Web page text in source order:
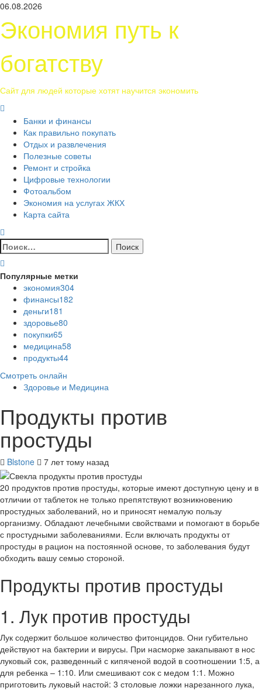
Перейти
содержимому
06.08.2026
Экономия путь к
богатству
Сайт для людей которые хотят научится экономить
менюБанки и финансы
Как правильно покупать
Отдых и развлечения
Полезные советы
Ремонт и стройка
Цифровые технологии
Фотоальбом
Экономия на услугах ЖКХ
Карта сайта
Найти:
Популярные метки
экономия304
финансы182
деньги181
здоровье80
покупки65
медицина58
продукты44
Смотреть онлайн
Здоровье и Медицина
Продукты против
простуды
Blstone 7 лет тому назад
20 продуктов против простуды, которые имеют доступную цену и в
отличии от таблеток не только препятствуют возникновению
простудных заболеваний, но и приносят немалую пользу
организму. Обладают лечебными свойствами и помогают в борьбе
с простудными заболеваниями. Если включать продукты от
простуды в рацион на постоянной основе, то заболевания будут
обходить вашу семью стороной.
Продукты против простуды
1. Лук против простуды
Лук содержит большое количество фитонцидов. Они губительно
действуют на бактерии и вирусы. При насморке закапывают в нос
луковый сок, разведенный с кипяченой водой в соотношении 1:5, а
для ребенка – 1:10. Или смешивают сок с медом 1:1. Можно
приготовить луковый настой: 3 столовые ложки нарезанного лука,